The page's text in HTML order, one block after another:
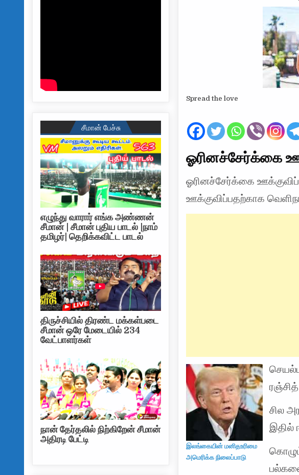
Spread the love
ஓரினச்சேர்க்கை
ஓரினச்சேர்க்கை
ஊக்குவிப்பதற்காக
இலங்கையின் மனிதஉரிமை
அமெரிக்க நிலைப்பாடு
சில
இதில்
சீமான் பேச்சு
எழுந்து வாரார் எங்க அண்ணன்
சீமான் | சீமான் புதிய பாடல் |நாம்
தமிழர்| தெறிக்கவிட்ட பாடல்
திருச்சியில் திரண்ட மக்கள்படை
சீமான் ஒரே மேடையில் 234
வேட்பாளர்கள்
நான் தேர்தலில் நிற்கிறேன் சீமான்
அதிரடி பேட்டி